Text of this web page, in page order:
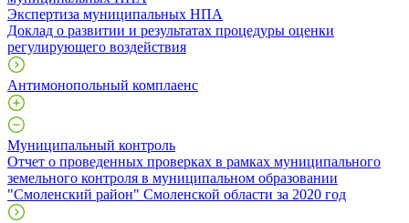
Экспертиза муниципальных НПА
Доклад о развитии и результатах процедуры оценки
регулирующего воздействия
Антимонопольный комплаенс
Муниципальный контроль
Отчет о проведенных проверках в рамках муниципального
земельного контроля в муниципальном образовании
"Смоленский район" Смоленской области за 2020 год